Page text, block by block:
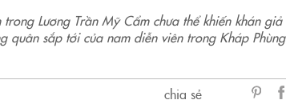
Lương Trần Mỹ Cẩm chưa thể khiến khán giả
quân sắp tới của nam diễn viên trong Kháp Phùng
chia sẻ